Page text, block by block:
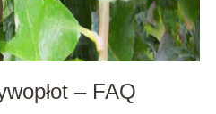
– FAQ